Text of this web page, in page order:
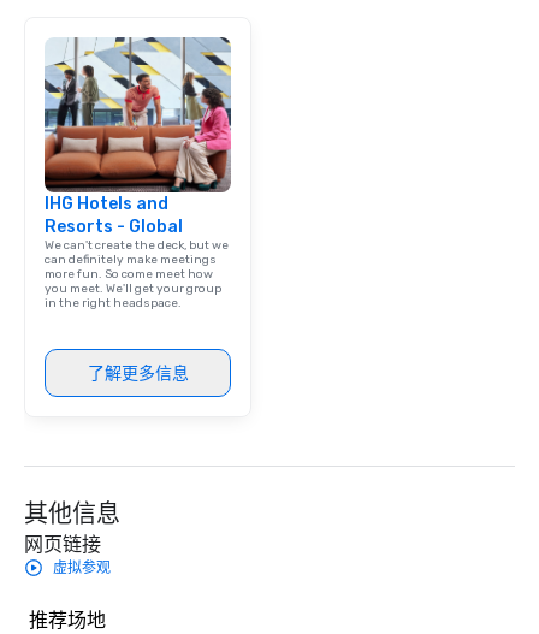
IHG Hotels and
Resorts - Global
We can't create the deck, but we
can definitely make meetings
more fun. So come meet how
you meet. We'll get your group
in the right headspace.
了解更多信息
其他信息
网页链接
虚拟参观
推荐场地